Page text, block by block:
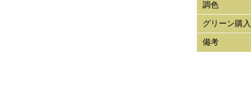
調色
グリーン購
備考